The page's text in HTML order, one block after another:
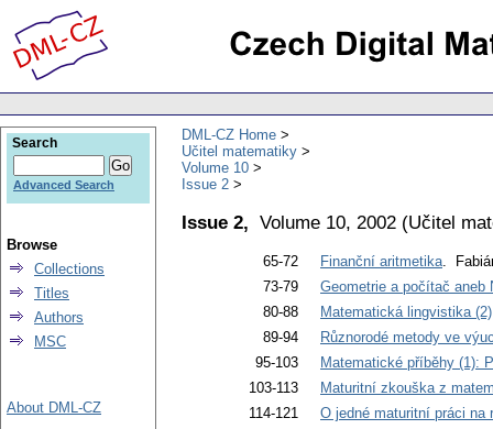
DML-CZ Home
Učitel matematiky
Volume 10
Issue 2
Issue 2, Volume 10, 2002 (Učitel
65-72 Finanční aritmetika.
73-79
Geometrie a počítač aneb
80-88
Matematická lingvistika (2)
89-94
Různorodé metody ve
95-103
Matematické příběhy (1):
103-113
Maturitní zkouška z
114-121
O jedné maturitní práci na
Search
Advanced Search
Browse
Collections
Titles
Authors
MSC
About DML-CZ